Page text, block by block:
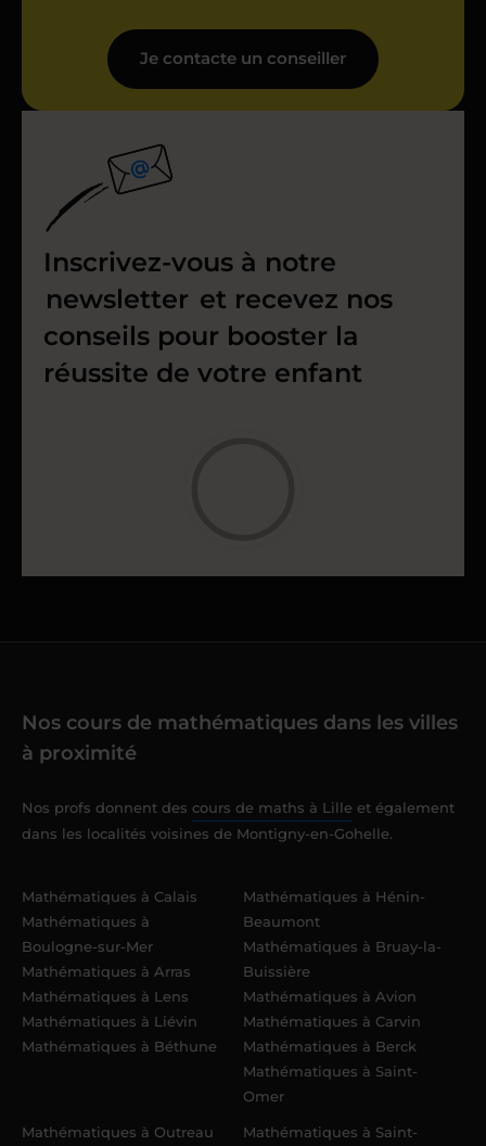
Je contacte un conseiller
Inscrivez-vous à notre
newsletter et recevez nos
conseils pour booster la
réussite de votre enfant
Nos cours de mathématiques dans les villes
à proximité
Nos profs donnent des cours de maths à Lille et également
dans les localités voisines de Montigny-en-Gohelle.
Mathématiques à Calais
Mathématiques à
Boulogne-sur-Mer
Mathématiques à Arras
Mathématiques à Lens
Mathématiques à Liévin
Mathématiques à Béthune
Mathématiques à Hénin-
Beaumont
Mathématiques à Bruay-la-
Buissière
Mathématiques à Avion
Mathématiques à Carvin
Mathématiques à Berck
Mathématiques à Saint-
Omer
Mathématiques à Outreau
Mathématiques à Saint-